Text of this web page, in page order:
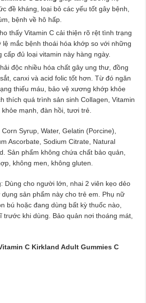
đề kháng, loại bỏ các yếu tốt gây bệnh,
bệnh về hô hấp.
thấy Vitamin C cải thiện rõ rệt tình trạng
lệ mắc bệnh thoái hóa khớp so với những
cấp đủ loại vitamin này hàng ngày.
độc nhiều hóa chất gây ung thư, đồng
canxi và acid folic tốt hơn. Từ đó ngăn
thiếu máu, bảo vệ xương khớp khỏe
thích quá trình sản sinh Collagen, Vitamin
mạnh, đàn hồi, tươi trẻ.
Syrup, Water, Gelatin (Porcine),
Ascorbate, Sodium Citrate, Natural
Sản phẩm không chứa chất bảo quản,
không men, không gluten.
Dùng cho người lớn, nhai 2 viên kẹo dẻo
sản phẩm này cho trẻ em. Phụ nữ
bú hoặc đang dùng bất kỳ thuốc nào,
trước khi dùng. Bảo quản nơi thoáng mát,
C Kirkland Adult Gummies C